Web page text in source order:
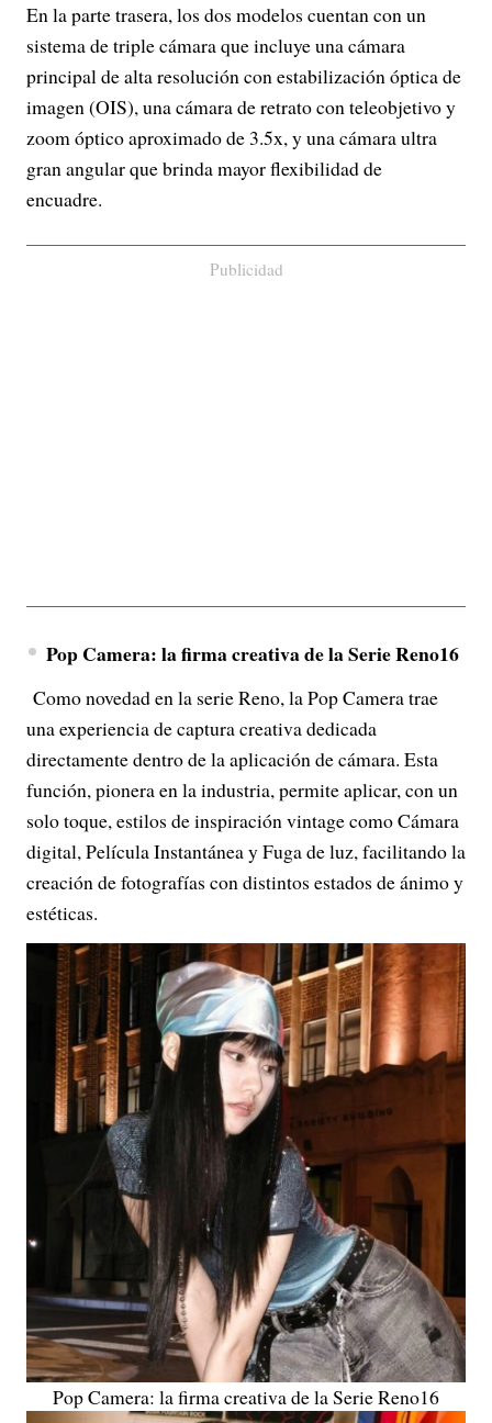
En la parte trasera, los dos modelos cuentan con un
sistema de triple cámara que incluye una cámara
principal de alta resolución con estabilización óptica de
imagen (OIS), una cámara de retrato con teleobjetivo y
zoom óptico aproximado de 3.5x, y una cámara ultra
gran angular que brinda mayor flexibilidad de
encuadre.
Publicidad
Pop Camera: la firma creativa de la Serie Reno16
Como novedad en la serie Reno, la Pop Camera trae
una experiencia de captura creativa dedicada
directamente dentro de la aplicación de cámara. Esta
función, pionera en la industria, permite aplicar, con un
solo toque, estilos de inspiración vintage como Cámara
digital, Película Instantánea y Fuga de luz, facilitando la
creación de fotografías con distintos estados de ánimo y
estéticas.
Pop Camera: la firma creativa de la Serie Reno16